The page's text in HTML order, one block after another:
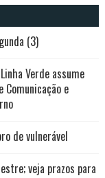
(3)
Verde assume
e
de vulnerável
veja prazos para